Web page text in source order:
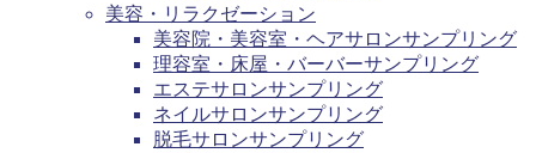
美容・リラクゼーション
美容院・美容室・ヘアサロンサンプリング
理容室・床屋・バーバーサンプリング
エステサロンサンプリング
ネイルサロンサンプリング
脱毛サロンサンプリング